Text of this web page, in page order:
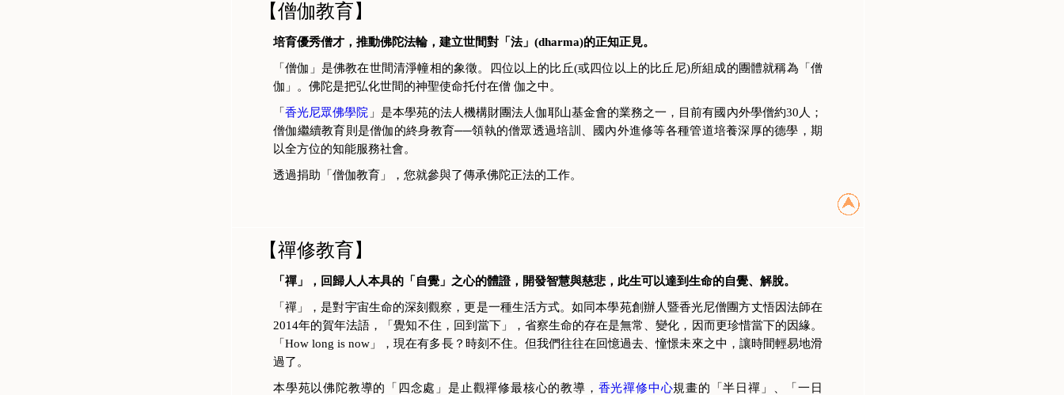
【僧伽教育】
培育優秀僧才，推動佛陀法輪，建立世間對「法」(dharma)的正知正見。
「僧伽」是佛教在世間清淨幢相的象徵。四位以上的比丘(或四位以上的比丘尼)所組成的團體就稱為「僧
伽」。佛陀是把弘化世間的神聖使命托付在僧 伽之中。
「香光尼眾佛學院 」是本學苑的法人機構財團法人伽耶山基金會的業務之一，目前有國內外學僧約30人；
僧伽繼續教育則是僧伽的終身教育──領執的僧眾透過培訓、國內外進修等各種管道培養深厚的德學，期
以全方位的知能服務社會。
透過捐助「僧伽教育」，您就參與了傳承佛陀正法的工作。
【禪修教育】
「禪」，回歸人人本具的「自覺」之心的體證，開發智慧與慈悲，此生可以達到生命的自覺、解脫。
「禪」，是對宇宙生命的深刻觀察，更是一種生活方式。如同本學苑創辦人暨香光尼僧團方丈悟因法師在
2014年的賀年法語，「覺知不住，回到當下」，省察生命的存在是無常、變化，因而更珍惜當下的因緣。
「How long is now」，現在有多長？時刻不住。但我們往往在回憶過去、憧憬未來之中，讓時間輕易地滑
過了。
本學苑以佛陀教導的「四念處」是止觀禪修最核心的教導， 香光禪修中心規畫的「半日禪」、「一日